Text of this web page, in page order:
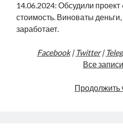
14.06.2024: Обсудили проект
стоимость. Виноваты
заработает.
Facebook| Twitter|
Все
Продолжить